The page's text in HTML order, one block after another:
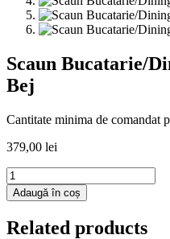
Scaun Bucatarie/
Bej
Cantitate minima de comandat
379,00 lei
Cantitate
Scaun
Bucatarie/Dining
Catifea
Adaugă în coș
Related products